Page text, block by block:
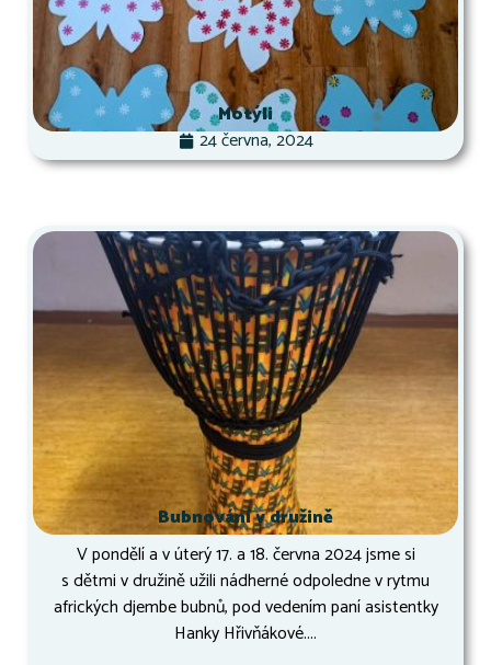
Motýli
24 června, 2024
Bubnování v družině
V pondělí a v úterý 17. a 18. června 2024 jsme si
s dětmi v družině užili nádherné odpoledne v rytmu
afrických djembe bubnů, pod vedením paní asistentky
Hanky Hřivňákové....